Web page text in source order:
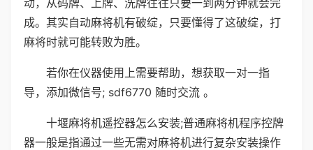
动，从码牌、上牌、洗牌往往只要一到两分钟就会完
成。其实自动麻将机有破绽，只要懂得了这破绽，打
麻将时就可能转败为胜。
若你在仪器使用上需要帮助，想获取一对一指
导，添加微信号; sdf6770 随时交流 。
十堰麻将机遥控器怎么安装;普通麻将机程序控牌
器一般是指通过一些无需对麻将机进行复杂安装操作